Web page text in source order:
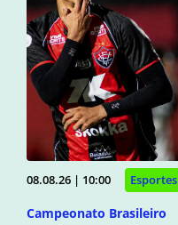
08.08.26 | 10:00 Esportes
Campeonato Brasileiro